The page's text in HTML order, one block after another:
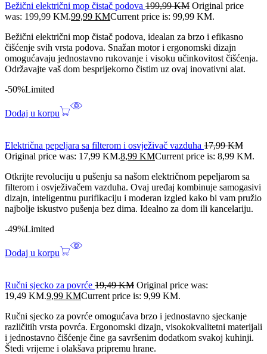
Bežični električni mop čistač podova 199,99KM Original price
was: 199,99 KM.99,99 KMCurrent price is: 99,99 KM.
Bežični električni mop čistač podova, idealan za brzo i efikasno
čišćenje svih vrsta podova. Snažan motor i ergonomski dizajn
omogućavaju jednostavno rukovanje i visoku učinkovitost čišćenja.
Održavajte vaš dom besprijekorno čistim uz ovaj inovativni alat.
-50%Limited
Dodaj u korpu
Električna pepeljara sa filterom i osvježivač vazduha 17,99KM
Original price was: 17,99 KM.8,99 KMCurrent price is: 8,99 KM.
Otkrijte revoluciju u pušenju sa našom električnom pepeljarom sa
filterom i osvježivačem vazduha. Ovaj uređaj kombinuje samogasivi
dizajn, inteligentnu purifikaciju i moderan izgled kako bi vam pružio
najbolje iskustvo pušenja bez dima. Idealno za dom ili kancelariju.
-49%Limited
Dodaj u korpu
Ručni sjecko za povrće 19,49KM Original price was:
19,49 KM.9,99 KMCurrent price is: 9,99 KM.
Ručni sjecko za povrće omogućava brzo i jednostavno sjeckanje
različitih vrsta povrća. Ergonomski dizajn, visokokvalitetni materijali
i jednostavno čišćenje čine ga savršenim dodatkom svakoj kuhinji.
Štedi vrijeme i olakšava pripremu hrane.